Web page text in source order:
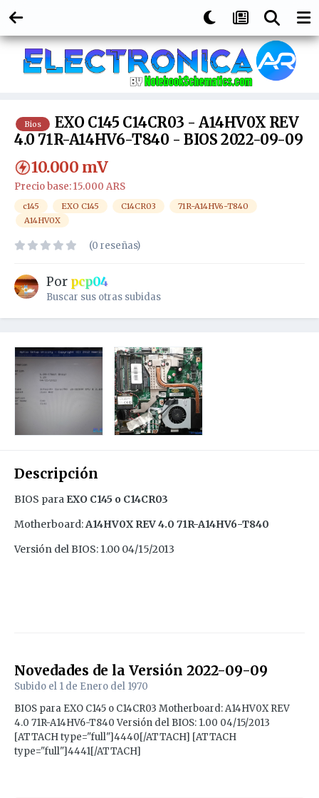
Bios
EXO C145 C14CR03 - A14HV0X REV
4.0 71R-A14HV6-T840 - BIOS 2022-09-09
10.000 mV
Precio base: 15.000 ARS
c145 EXO C145 C14CR03
71R-A14HV6-T840
A14HV0X
(0 reseñas)
Por pcp04
Buscar sus otras subidas
Descripción
BIOS para EXO C145 o C14CR03
Motherboard:A14HV0X REV 4.0 71R-A14HV6-T840
Versión del BIOS: 1.00 04/15/2013
Novedades de la Versión 2022-09-09
Subido el 1 de Enero del 1970
BIOS para EXO C145 o C14CR03 Motherboard: A14HV0X REV
4.0 71R-A14HV6-T840 Versión del BIOS: 1.00 04/15/2013
[ATTACH type="full"]4440[/ATTACH] [ATTACH
type="full"]4441[/ATTACH]